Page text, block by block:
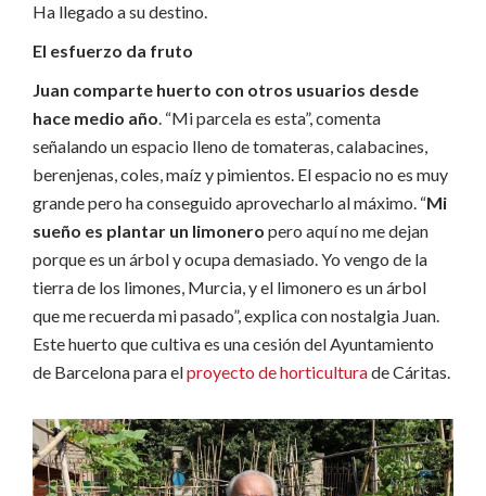
Ha llegado a su destino.
El esfuerzo da fruto
Juan comparte huerto con otros usuarios desde
hace medio año. “Mi parcela es esta”, comenta
señalando un espacio lleno de tomateras, calabacines,
berenjenas, coles, maíz y pimientos. El espacio no es muy
grande pero ha conseguido aprovecharlo al máximo. “Mi
sueño es plantar un limonero pero aquí no me dejan
porque es un árbol y ocupa demasiado. Yo vengo de la
tierra de los limones, Murcia, y el limonero es un árbol
que me recuerda mi pasado”, explica con nostalgia Juan.
Este huerto que cultiva es una cesión del Ayuntamiento
de Barcelona para elproyecto de horticulturade Cáritas.